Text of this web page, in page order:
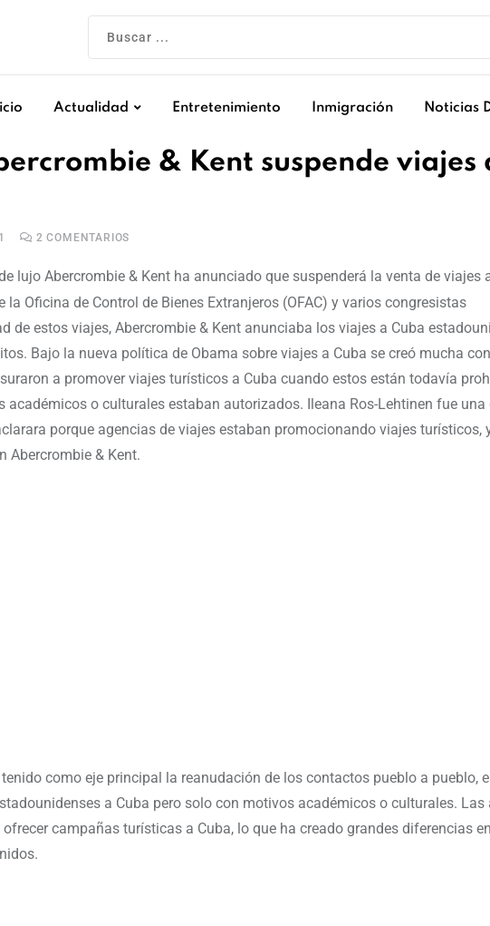
Actualidad Entretenimiento Inmigración Noticias
& Kent suspende viajes
2 COMENTARIOS
lujo Abercrombie & Kent ha anunciado que suspenderá la venta de viajes
Oficina de Control de Bienes Extranjeros (OFAC) y varios congresistas
de estos viajes, Abercrombie & Kent anunciaba los viajes a Cuba
Bajo la nueva política de Obama sobre viajes a Cuba se creó mucha
a promover viajes turísticos a Cuba cuando estos están todavía
académicos o culturales estaban autorizados. Ileana Ros-Lehtinen fue una
porque agencias de viajes estaban promocionando viajes turísticos,
Abercrombie & Kent.
como eje principal la reanudación de los contactos pueblo a pueblo,
a Cuba pero solo con motivos académicos o culturales. Las
campañas turísticas a Cuba, lo que ha creado grandes diferencias